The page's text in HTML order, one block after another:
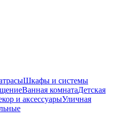
Шкафы и системы
Ванная комнатаДетская
и аксессуарыУличная